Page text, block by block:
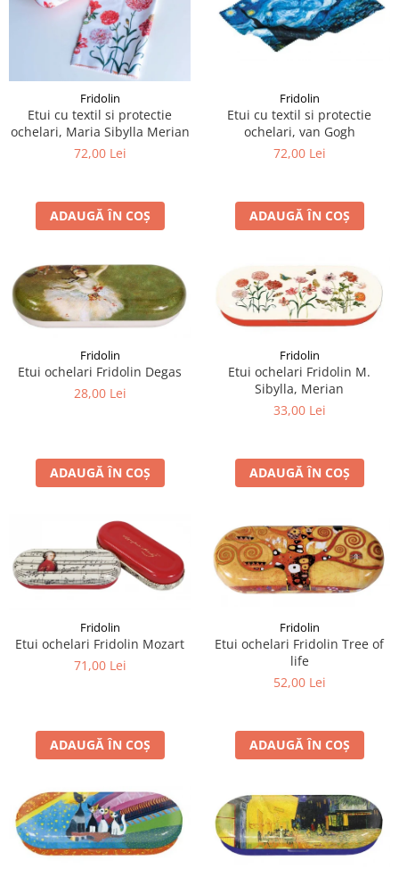
Fridolin
Etui cu textil si protectie
ochelari, Maria Sibylla Merian
72,00 Lei
ADAUGĂ ÎN COȘ
Fridolin
Etui cu textil si protectie
ochelari, van Gogh
72,00 Lei
ADAUGĂ ÎN COȘ
Fridolin
Etui ochelari Fridolin Degas
28,00 Lei
ADAUGĂ ÎN COȘ
Fridolin
Etui ochelari Fridolin M.
Sibylla, Merian
33,00 Lei
ADAUGĂ ÎN COȘ
Fridolin
Etui ochelari Fridolin Mozart
71,00 Lei
ADAUGĂ ÎN COȘ
Fridolin
Etui ochelari Fridolin Tree of
life
52,00 Lei
ADAUGĂ ÎN COȘ